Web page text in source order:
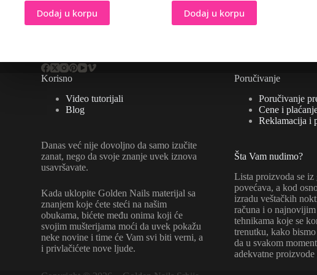
Dodaj u korpu Dodaj u korpu
Korisno
Video tutorijali
Blog
Danas već nije dovoljno da samo izučite
zanat, nego da svoje znanje uvek iznova
usavršavate.
Kada uklopite Golden Nails materijal sa
znanjem koje ćete steći na našim
obukama, bićete među onima koji će
svojim mušterijama moći da uvek pokažu
neke novine i time će Vam svi biti verni, a
i privlačićete nove ljude.
Poručivanje
Poručivanje
Cene i
Reklamacija i
Šta Vam nudimo?
Lista proizvoda se
povećava, a kod
izradu veštačkih
računa i o
tehnikama koje se
trenutku, kako
da u svakom
adekvatne